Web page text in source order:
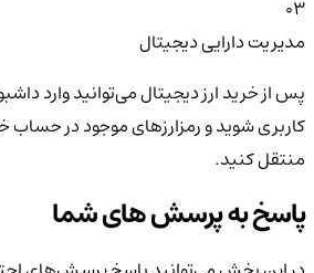
03
مدیریت دارایی دیجیتال
پس از خرید ارز دیجیتال می‌توانید وارد
کاربری شوید و رمزارزهای موجود در حساب
منتقل کنید.
پاسخ به پرسش های شما